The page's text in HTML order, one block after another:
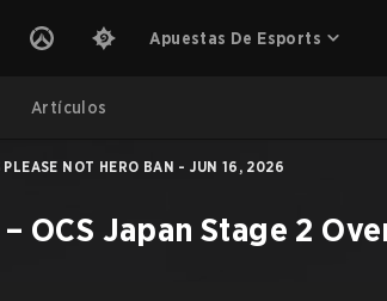
Apuestas De Esports
Artículos
PLEASE NOT HERO BAN - JUN 16, 2026
– OCS Japan Stage 2